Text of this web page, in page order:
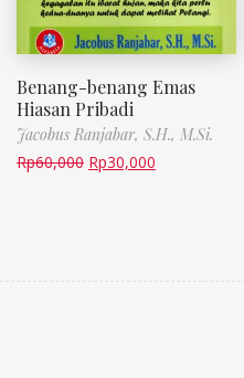
Benang-benang Emas
Hiasan Pribadi
Jacobus Ranjabar, S.H., M.Si.
Rp60,000 Rp30,000